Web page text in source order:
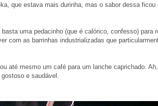
que estava mais durinha, mas o sabor dessa ficou
uma pedacinho (que é calórico, confesso) para
com as barrinhas industrializadas que
até mesmo um café para um lanche caprichado.
e saudável.